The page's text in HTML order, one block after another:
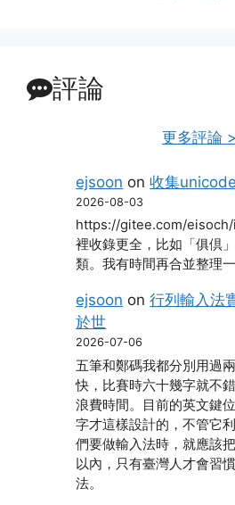
評論
更多評論 >
ejsoon on收集
2026-08-03
https://gitee.com/eisoch/
裡收錄更全，比如「俱倶
類。我有時間再合並整理一
ejsoon on行列輸入法
於世
2026-07-06
五筆和鄭碼我都分別用過
快，比賽時六十幾字就不
浪費時間。目前的英文鍵
字才這樣設計的，不管它
們要做輸入法時，就應該
以內，只有臺灣人才會習
法。